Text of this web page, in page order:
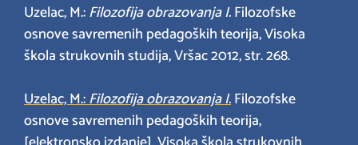
Uzelac, M.:Filozofija obrazovanja I.Filozofske
osnove savremenih pedagoških teorija, Visoka
škola strukovnih studija, Vršac 2012, str. 268.
Uzelac, M.:Filozofija obrazovanja I.Filozofske
osnove savremenih pedagoških teorija,